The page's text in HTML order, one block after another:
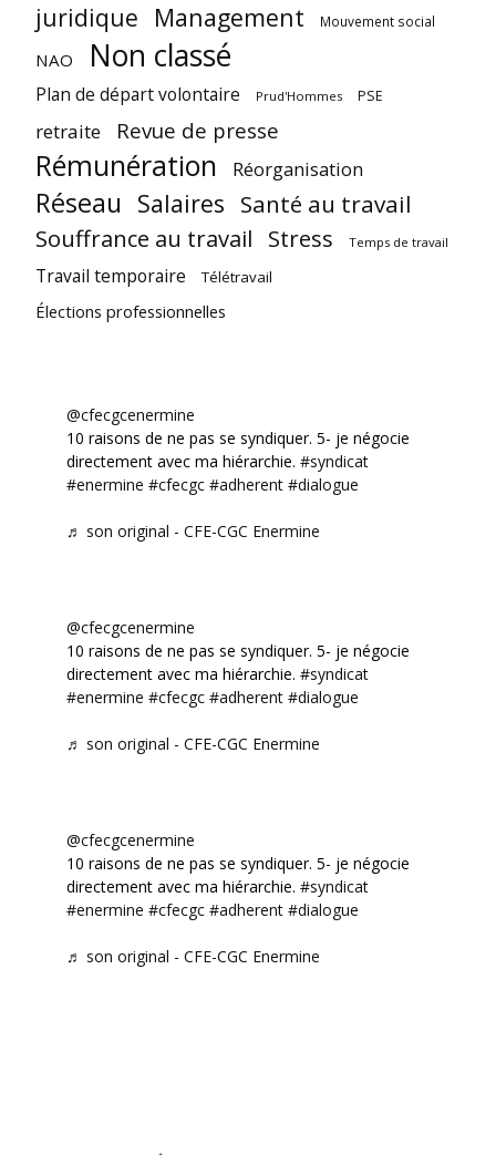
juridique Management Mouvement social
NAO Non classé
Plan de départ volontaire Prud'Hommes PSE
retraite Revue de presse
Rémunération Réorganisation
Réseau Salaires Santé au travail
Souffrance au travail Stress Temps de travail
Travail temporaire Télétravail
Élections professionnelles
@cfecgcenermine
10 raisons de ne pas se syndiquer. 5- je négocie
directement avec ma hiérarchie. #syndicat
#enermine #cfecgc #adherent #dialogue
♬ son original - CFE-CGC Enermine
@cfecgcenermine
10 raisons de ne pas se syndiquer. 5- je négocie
directement avec ma hiérarchie. #syndicat
#enermine #cfecgc #adherent #dialogue
♬ son original - CFE-CGC Enermine
@cfecgcenermine
10 raisons de ne pas se syndiquer. 5- je négocie
directement avec ma hiérarchie. #syndicat
#enermine #cfecgc #adherent #dialogue
♬ son original - CFE-CGC Enermine